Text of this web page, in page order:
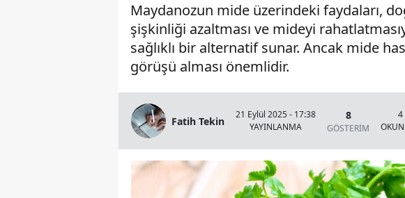
Maydanozun mide üzerindeki faydaları,
şişkinliği azaltması ve mideyi
sağlıklı bir alternatif sunar. Ancak mide
görüşü alması önemlidir.
Fatih Tekin
21 Eylül 2025 - 17:38
YAYINLANMA
8
GÖSTERİM
4